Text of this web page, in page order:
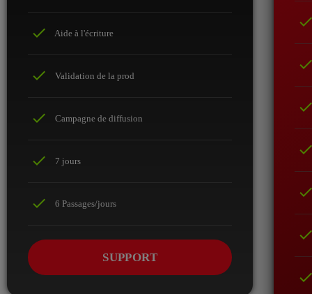
check Aide à l'écriture
check Validation de la prod
check Campagne de diffusion
check 7 jours
check 6 Passages/jours
SUPPORT
check
check
check
check
check
check
check